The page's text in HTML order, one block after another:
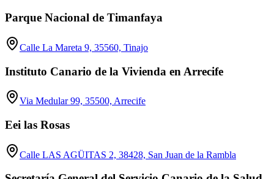
Parque Nacional de Timanfaya
Calle La Mareta 9, 35560, Tinajo
Instituto Canario de la Vivienda en Arrecife
Via Medular 99, 35500, Arrecife
Eei las Rosas
Calle LAS AGÜITAS 2, 38428, San Juan de la Rambla